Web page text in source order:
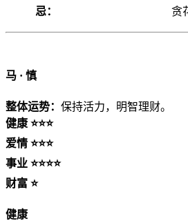
忌：
贪
马 · 慎
整体运势： 保持活力，明智理财。
健康 ⭐⭐⭐
爱情 ⭐⭐⭐
事业 ⭐⭐⭐⭐
财富 ⭐
健康